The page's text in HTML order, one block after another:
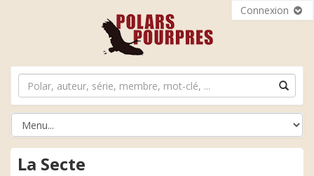
Connexion
La Secte